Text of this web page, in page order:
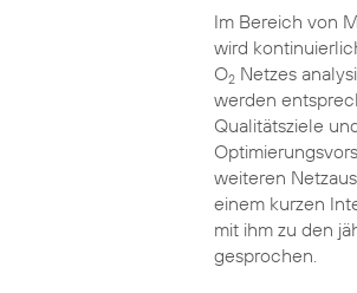
Im Bereich von
wird
O2Netzes
werden
Qualitätsziele
weiteren
einem kurzen
mit ihm zu den
gesprochen.